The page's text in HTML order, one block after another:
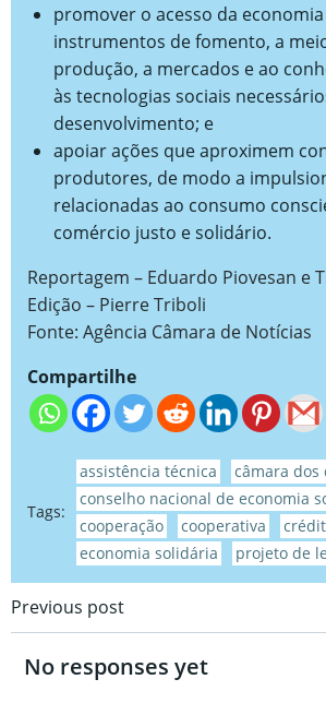
promover o acesso da
instrumentos de fomento, a
produção, a mercados e ao
às tecnologias sociais
desenvolvimento; e
apoiar ações que aproximem
produtores, de modo a
relacionadas ao consumo
comércio justo e solidário.
Reportagem – Eduardo Piovesan e
Edição – Pierre Triboli
Fonte: Agência Câmara de Notícias
Compartilhe
Tags:
assistência técnica
câmara dos
conselho nacional de economia
cooperação
cooperativa
economia solidária
projeto de
Post
navigation
Previous post
No responses yet